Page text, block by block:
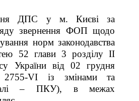
ДПС у м. Києві за
звернення ФОП щодо
норм законодавства
52 глави 3 розділу II
України від 02 грудня
VI із змінами та
– ПКУ), в межах